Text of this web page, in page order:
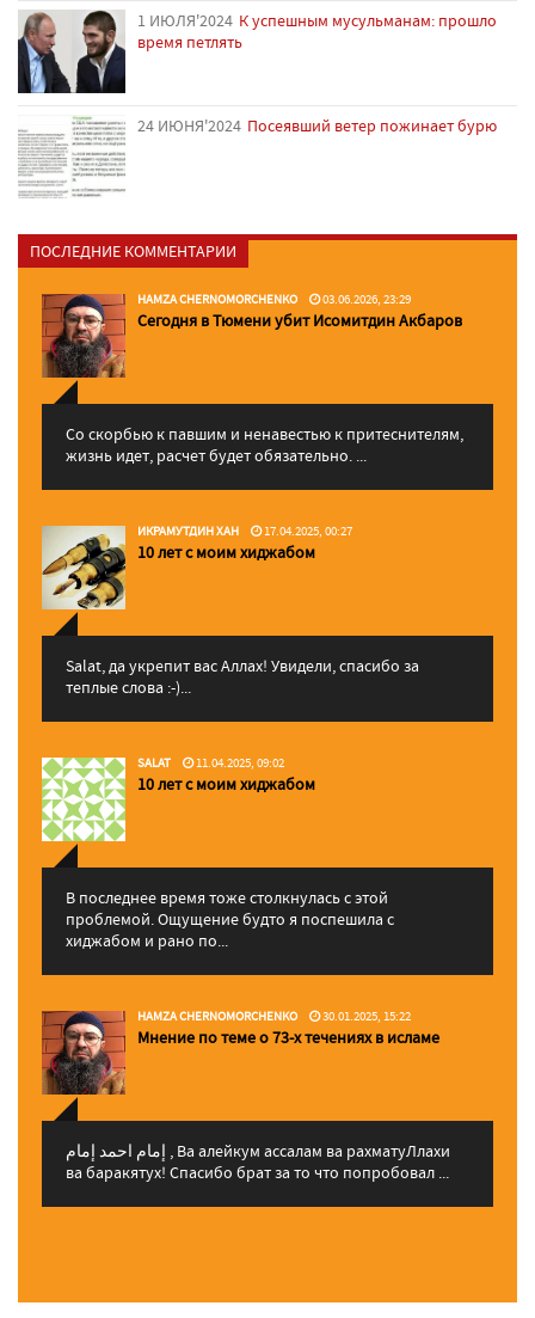
1 ИЮЛЯ'2024 К успешным мусульманам: прошло
время петлять
24 ИЮНЯ'2024 Посеявший ветер пожинает бурю
ПОСЛЕДНИЕ КОММЕНТАРИИ
HAMZA CHERNOMORCHENKO 03.06.2026, 23:29
Сегодня в Тюмени убит Исомитдин Акбаров
Со скорбью к павшим и ненавестью к притеснителям,
жизнь идет, расчет будет обязательно. ...
ИКРАМУТДИН ХАН 17.04.2025, 00:27
10 лет с моим хиджабом
Salat, да укрепит вас Аллаx! Увидели, спасибо за
теплые слова :-)...
SALAT 11.04.2025, 09:02
10 лет с моим хиджабом
В последнее время тоже столкнулась с этой
проблемой. Ощущение будто я поспешила с
хиджабом и рано по...
HAMZA CHERNOMORCHENKO 30.01.2025, 15:22
Мнение по теме о 73-х течениях в исламе
إمام احمد إمام , Ва алейкум ассалам ва рахматуЛлахи
ва баракятух! Спасибо брат за то что попробовал ...